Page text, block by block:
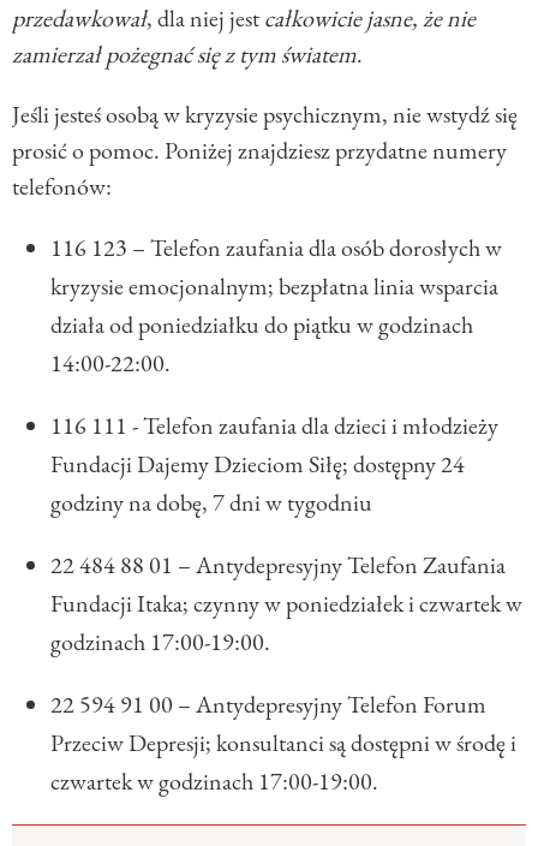
przedawkował, dla niej jestcałkowicie jasne, że nie
zamierzał pożegnać się z tym światem.
Jeśli jesteś osobą w kryzysie psychicznym, nie wstydź się
prosić o pomoc. Poniżej znajdziesz przydatne numery
telefonów:
116 123 – Telefon zaufania dla osób dorosłych w
kryzysie emocjonalnym; bezpłatna linia wsparcia
działa od poniedziałku do piątku w godzinach
14:00-22:00.
116 111 - Telefon zaufania dla dzieci i młodzieży
Fundacji Dajemy Dzieciom Siłę; dostępny 24
godziny na dobę, 7 dni w tygodniu
22 484 88 01 – Antydepresyjny Telefon Zaufania
Fundacji Itaka; czynny w poniedziałek i czwartek w
godzinach 17:00-19:00.
22 594 91 00 – Antydepresyjny Telefon Forum
Przeciw Depresji; konsultanci są dostępni w środę i
czwartek w godzinach 17:00-19:00.